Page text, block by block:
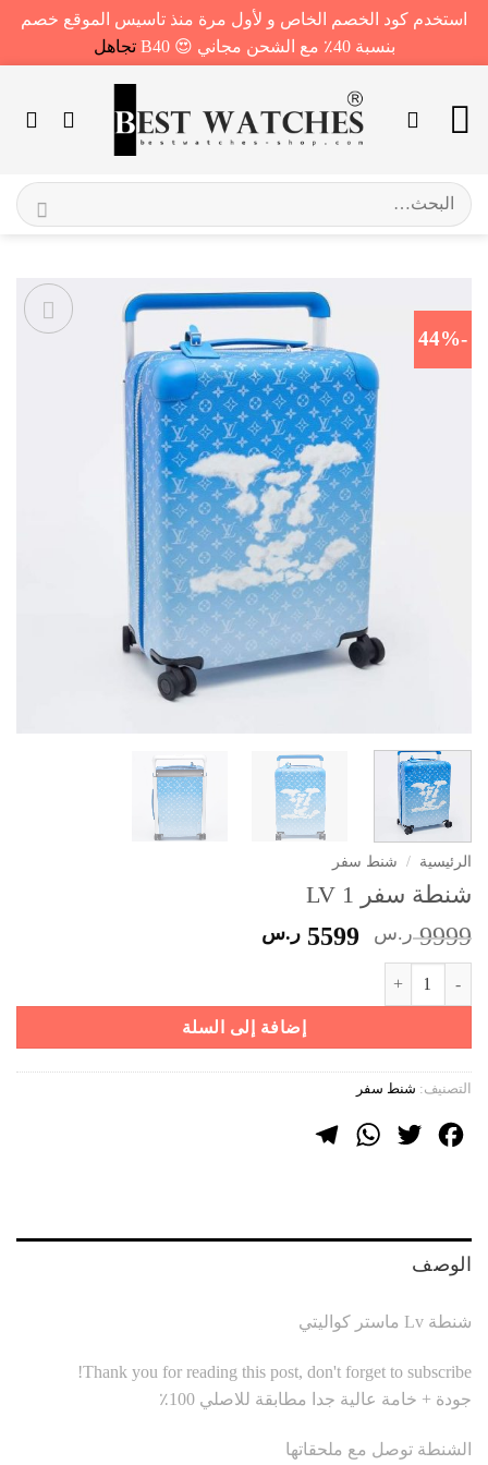
استخدم كود الخصم الخاص و لأول مرة منذ تاسيس الموقع خصم
بنسبة 40٪ مع الشحن مجاني 😍 B40
تجاهل
للمحتوى
البحث
عن:
-44%
الرئيسية / شنط سفر
شنطة سفر LV 1
9999 ر.س
السعر
9999 ر.س.
5599 ر.س
5599 ر.س.
إضافة إلى السلة
التصنيف: شنط سفر
Facebook
Twitter
WhatsApp
الوصف
شنطة Lv ماستر كواليتي
Thank you for reading this post, don't forget to subscribe!
جودة + خامة عالية جدا مطابقة للاصلي 100٪
الشنطة توصل مع ملحقاتها